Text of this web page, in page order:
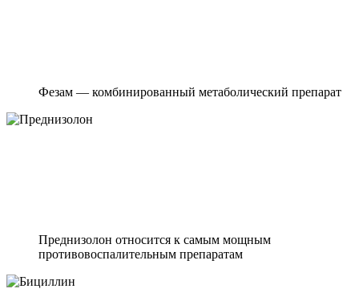
Фезам — комбинированный метаболический препарат
Преднизолон относится к самым мощным
противовоспалительным препаратам